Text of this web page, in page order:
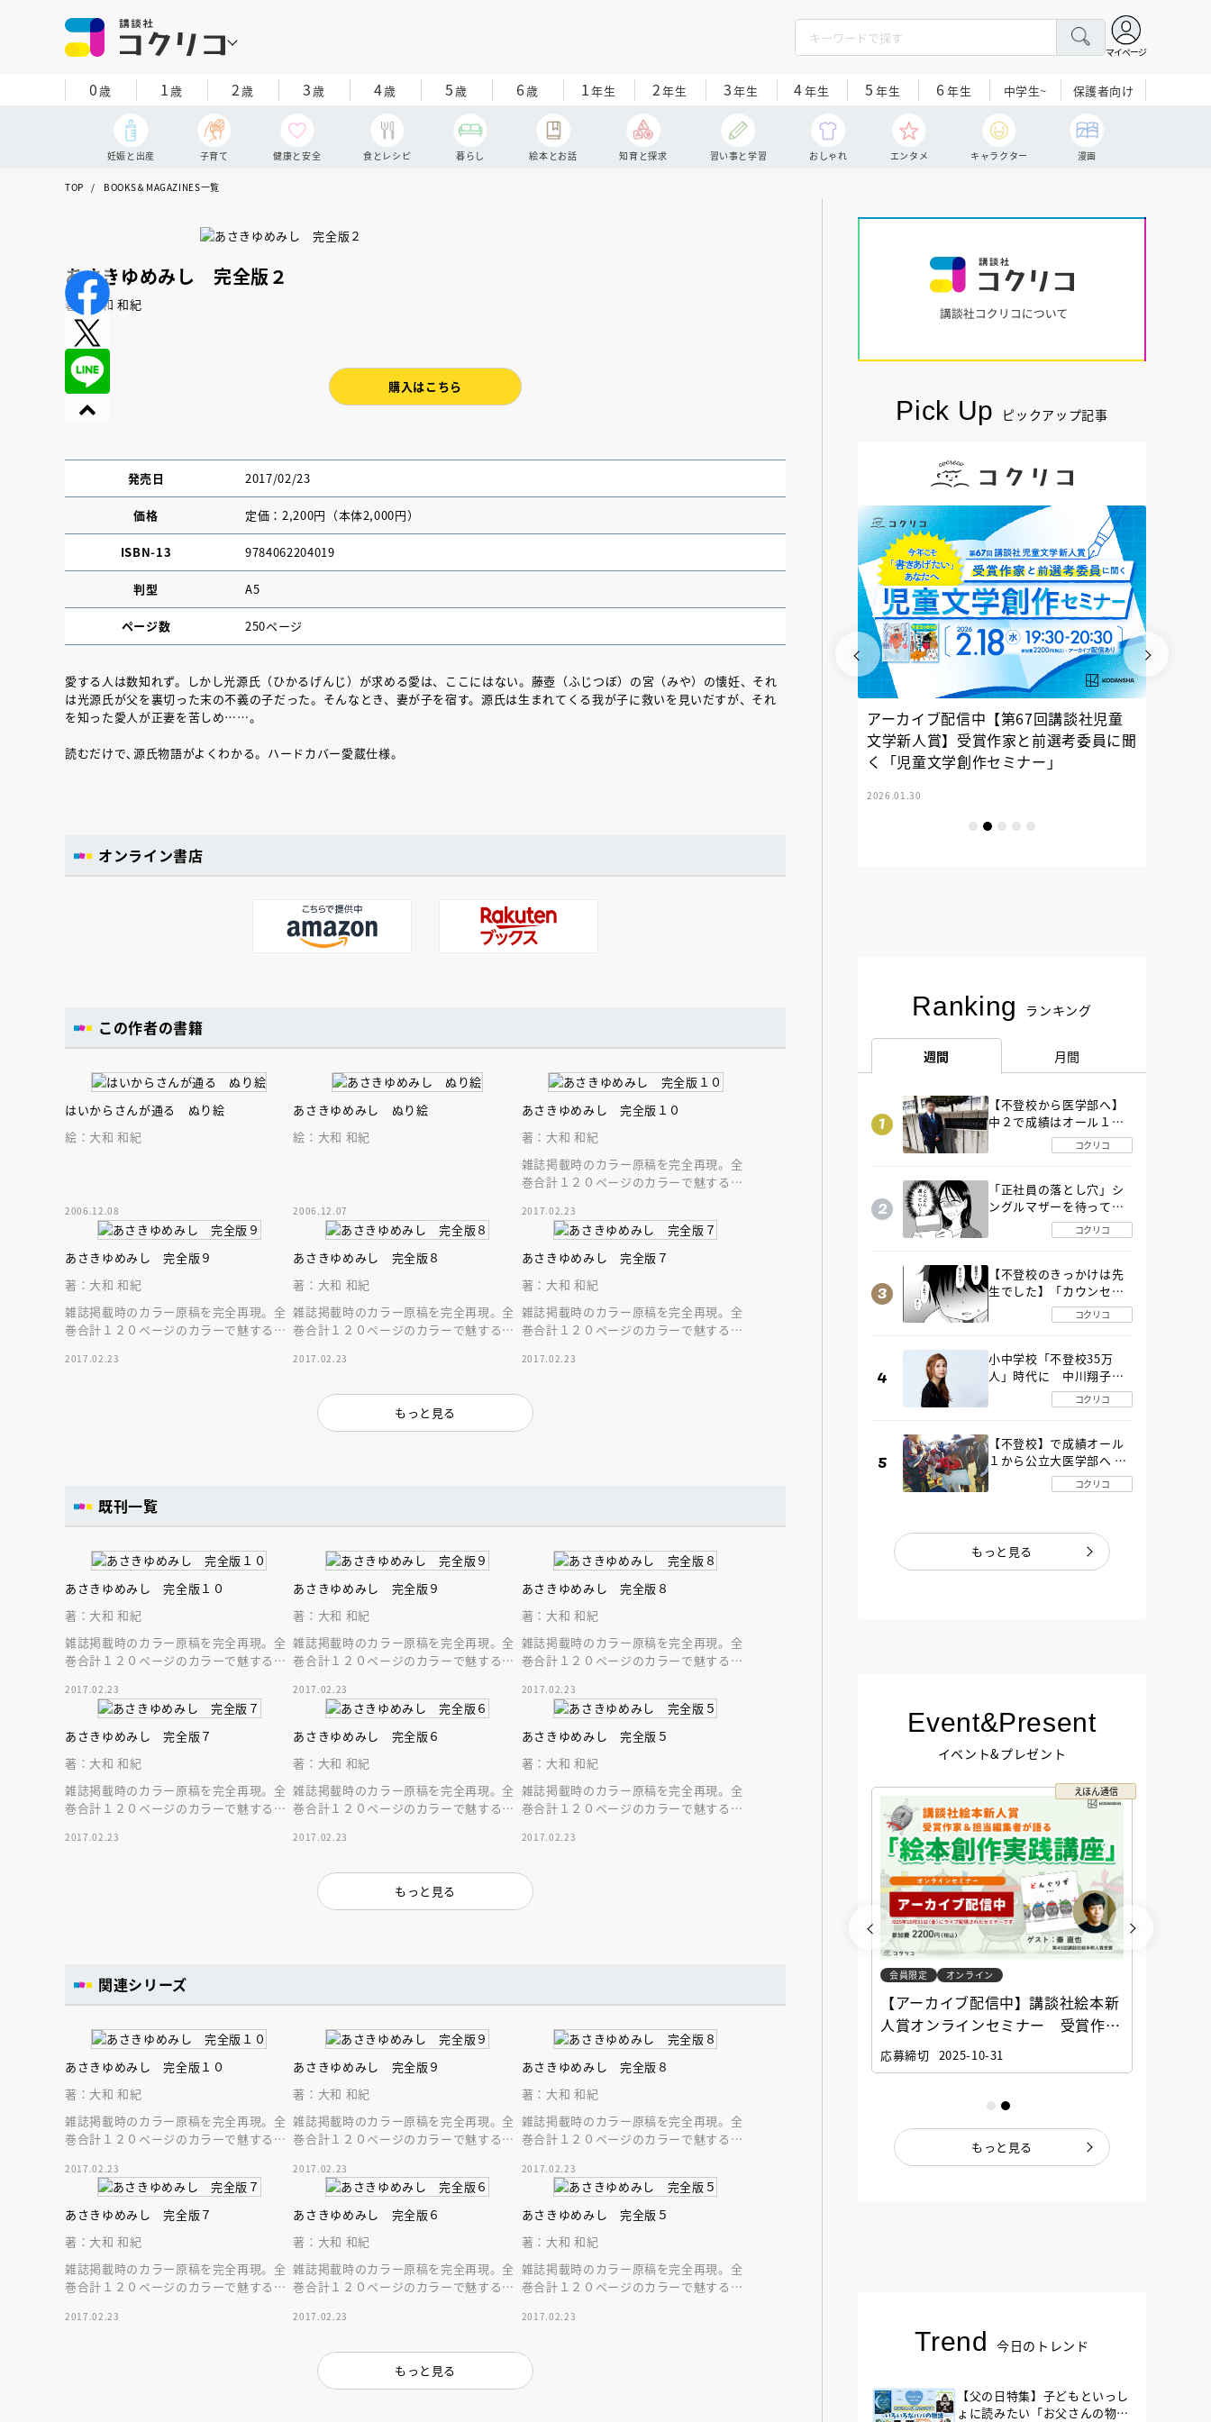
マイページ
0歳 1歳 2歳 3歳 4歳 5歳 6歳 1年生 2年生 3年生 4年生 5 年生 6年生 中学生~ 保護者向け
妊娠と出産 子育て 健康と安全 食とレシピ 暮らし 絵本とお話 知育と探求 習い事と学習 おしゃれ エンタメ キャラクター 漫画
TOP BOOKS＆MAGAZINES一覧
あさきゆめみし 完全版２
著：大和 和紀
購入はこちら
発売日 2017/02/23
価格 定価：2,200円（本体2,000円）
ISBN-13 9784062204019
判型 A5
ページ数 250ページ
愛する人は数知れず。しかし光源氏（ひかるげんじ）が求める愛は、ここにはない。藤壺（ふじつぼ）の宮（みや）の懐妊、それ
は光源氏が父を裏切った末の不義の子だった。そんなとき、妻が子を宿す。源氏は生まれてくる我が子に救いを見いだすが、それ
を知った愛人が正妻を苦しめ……。
読むだけで､源氏物語がよくわかる。ハードカバー愛蔵仕様。
オンライン書店
この作者の書籍
はいからさんが通る ぬり絵
絵：大和 和紀
2006.12.08
あさきゆめみし ぬり絵
絵：大和 和紀
2006.12.07
あさきゆめみし 完全版１０
著：大和 和紀
雑誌掲載時のカラー原稿を完全再現。全
巻合計１２０ページのカラーで魅する源
和源氏”完全版
2017.02.23
あさきゆめみし 完全版９
著：大和 和紀
雑誌掲載時のカラー原稿を完全再現。全
巻合計１２０ページのカラーで魅する源
和源氏”完全版
2017.02.23
あさきゆめみし 完全版８
著：大和 和紀
雑誌掲載時のカラー原稿を完全再現。全
巻合計１２０ページのカラーで魅する源
和源氏”完全版
2017.02.23
あさきゆめみし 完全版７
著：大和 和紀
雑誌掲載時のカラー原稿を完全再現。全
巻合計１２０ページのカラーで魅する源
和源氏”完全版
2017.02.23
もっと見る
既刊一覧
あさきゆめみし 完全版１０
著：大和 和紀
雑誌掲載時のカラー原稿を完全再現。全
巻合計１２０ページのカラーで魅する源
和源氏”完全版
2017.02.23
あさきゆめみし 完全版９
著：大和 和紀
雑誌掲載時のカラー原稿を完全再現。全
巻合計１２０ページのカラーで魅する源
和源氏”完全版
2017.02.23
あさきゆめみし 完全版８
著：大和 和紀
雑誌掲載時のカラー原稿を完全再現。全
巻合計１２０ページのカラーで魅する源
和源氏”完全版
2017.02.23
あさきゆめみし 完全版７
著：大和 和紀
雑誌掲載時のカラー原稿を完全再現。全
巻合計１２０ページのカラーで魅する源
和源氏”完全版
2017.02.23
あさきゆめみし 完全版６
著：大和 和紀
雑誌掲載時のカラー原稿を完全再現。全
巻合計１２０ページのカラーで魅する源
和源氏”完全版
2017.02.23
あさきゆめみし 完全版５
著：大和 和紀
雑誌掲載時のカラー原稿を完全再現。全
巻合計１２０ページのカラーで魅する源
和源氏”完全版
2017.02.23
もっと見る
関連シリーズ
あさきゆめみし 完全版１０
著：大和 和紀
雑誌掲載時のカラー原稿を完全再現。全
巻合計１２０ページのカラーで魅する源
和源氏”完全版
2017.02.23
あさきゆめみし 完全版９
著：大和 和紀
雑誌掲載時のカラー原稿を完全再現。全
巻合計１２０ページのカラーで魅する源
和源氏”完全版
2017.02.23
あさきゆめみし 完全版８
著：大和 和紀
雑誌掲載時のカラー原稿を完全再現。全
巻合計１２０ページのカラーで魅する源
和源氏”完全版
2017.02.23
あさきゆめみし 完全版７
著：大和 和紀
雑誌掲載時のカラー原稿を完全再現。全
巻合計１２０ページのカラーで魅する源
和源氏”完全版
2017.02.23
あさきゆめみし 完全版６
著：大和 和紀
雑誌掲載時のカラー原稿を完全再現。全
巻合計１２０ページのカラーで魅する源
和源氏”完全版
2017.02.23
あさきゆめみし 完全版５
著：大和 和紀
雑誌掲載時のカラー原稿を完全再現。全
巻合計１２０ページのカラーで魅する源
和源氏”完全版
2017.02.23
もっと見る
Pick Up ピックアップ記事
アーカイブ配信中【第67回講談社児童
文学新人賞】受賞作家と前選考委員に聞
く「児童文学創作セミナー」
2026.01.30
Ranking ランキング
週間 月間
【不登校から医学部へ】
中２で成績はオール１
「昼夜逆転」したわが子
を”夜遊び”に連れ出した
コクリコ
「正社員の落とし穴」シ
ングルマザーを待ってい
た“魔の２年間”【後編】
コクリコ
【不登校のきっかけは先
生でした】「カウンセリ
ングの時間」生徒の情報
をバラしたのは…《第２
コクリコ
小中学校「不登校35万
人」時代に 中川翔子さ
んが審査委員長「不登校
生動画甲子園 2026」が開
コクリコ
【不登校】で成績オール
１から公立大医学部へ 中
２で起立性調節障害「治
るまで３年」の診断 その
コクリコ
もっと見る
Event&Present
イベント&プレゼント
えほん通信
【アーカイブ配信中】講談社絵本新
人賞オンラインセミナー 受賞作家
と担当編集者が語る「絵本創作実践
講座」
応募締切 2025-10-31
アーカイブ配信中【第67回講談社児
童文学新人賞】受賞作家と前選考委
員に聞く「児童文学創作セミナー」
えほん通信
会員限定 オンライン
【アーカイブ配信中】講談社絵本新
人賞オンラインセミナー 受賞作家
と担当編集者が語る「絵本創作実践
講座」
応募締切 2025-10-31
もっと見る
Trend 今日のトレンド
【父の日特集】子どもといっし
ょに読みたい「お父さんの物